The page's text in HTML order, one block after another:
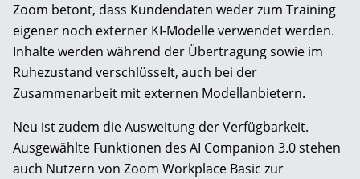
Zoom betont, dass Kundendaten weder zum Training
eigener noch externer KI-Modelle verwendet werden.
Inhalte werden während der Übertragung sowie im
Ruhezustand verschlüsselt, auch bei der
Zusammenarbeit mit externen Modellanbietern.
Neu ist zudem die Ausweitung der Verfügbarkeit.
Ausgewählte Funktionen des AI Companion 3.0 stehen
auch Nutzern von Zoom Workplace Basic zur